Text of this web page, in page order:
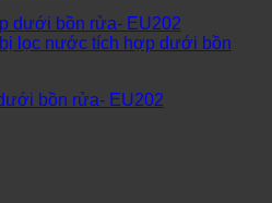
bồn rửa- EU202